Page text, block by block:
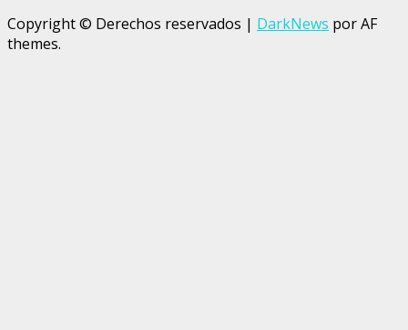
Copyright © Derechos reservados | DarkNews por AF
themes.